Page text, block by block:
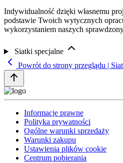
Indywidualność dzięki własnemu
podstawie Twoich wytycznych
wykorzystaniem naszych
Siatki specjalne
Powrót do strony przeglądu |
Informacje prawne
Polityka prywatności
Ogólne warunki sprzedaży
Warunki zakupu
Ustawienia plików cookie
Centrum pobierania